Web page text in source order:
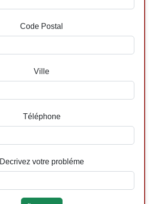
Code Postal
Ville
Téléphone
Decrivez votre probléme